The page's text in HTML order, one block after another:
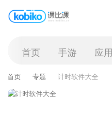
首页 手游 应用
首页 专题 计时软件大全